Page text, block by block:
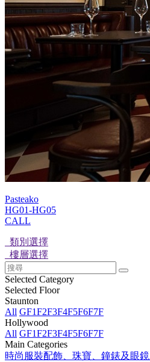
Pasteako
HG01-HG05
CALL
類別選擇
樓層選擇
Selected Category
Selected Floor
Staunton
All GF1F2F3F4F5F6F7F
Hollywood
All GF1F2F3F4F5F6F7F
Main Categories
時尚服裝配飾、珠寶、鐘錶及眼鏡